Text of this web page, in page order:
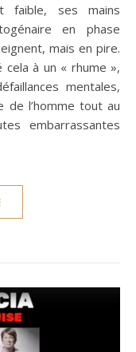
ses mains
en phase
mais en pire.
cela à un « rhume »,
mentales,
de l’homme tout au
embarrassantes